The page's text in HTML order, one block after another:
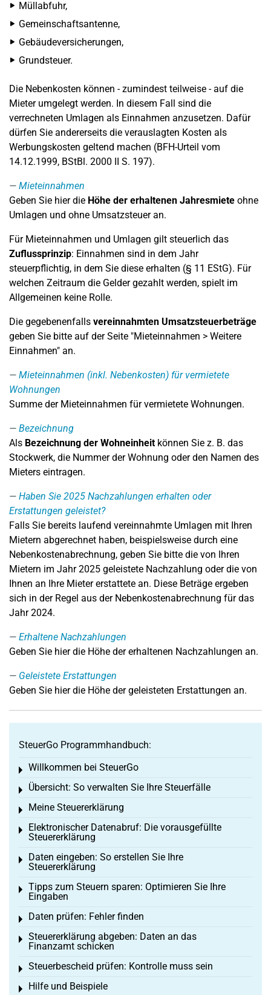
Müllabfuhr,
Gemeinschaftsantenne,
Gebäudeversicherungen,
Grundsteuer.
Die Nebenkosten können - zumindest teilweise - auf die
Mieter umgelegt werden. In diesem Fall sind die
verrechneten Umlagen als Einnahmen anzusetzen. Dafür
dürfen Sie andererseits die verauslagten Kosten als
Werbungskosten geltend machen (BFH-Urteil vom
14.12.1999, BStBl. 2000 II S. 197).
Mieteinnahmen
Geben Sie hier die Höhe der erhaltenen Jahresmiete ohne
Umlagen und ohne Umsatzsteuer an.
Für Mieteinnahmen und Umlagen gilt steuerlich das
Zuflussprinzip: Einnahmen sind in dem Jahr
steuerpflichtig, in dem Sie diese erhalten (§ 11 EStG). Für
welchen Zeitraum die Gelder gezahlt werden, spielt im
Allgemeinen keine Rolle.
Die gegebenenfalls vereinnahmten Umsatzsteuerbeträge
geben Sie bitte auf der Seite "Mieteinnahmen > Weitere
Einnahmen" an.
Mieteinnahmen (inkl. Nebenkosten) für vermietete
Wohnungen
Summe der Mieteinnahmen für vermietete Wohnungen.
Bezeichnung
Als Bezeichnung der Wohneinheitkönnen Sie z. B. das
Stockwerk, die Nummer der Wohnung oder den Namen des
Mieters eintragen.
Haben Sie 2025 Nachzahlungen erhalten oder
Erstattungen geleistet?
Falls Sie bereits laufend vereinnahmte Umlagen mit Ihren
Mietern abgerechnet haben, beispielsweise durch eine
Nebenkostenabrechnung, geben Sie bitte die von Ihren
Mietern im Jahr 2025 geleistete Nachzahlung oder die von
Ihnen an Ihre Mieter erstattete an. Diese Beträge ergeben
sich in der Regel aus der Nebenkostenabrechnung für das
Jahr 2024.
Erhaltene Nachzahlungen
Geben Sie hier die Höhe der erhaltenen Nachzahlungen an.
Geleistete Erstattungen
Geben Sie hier die Höhe der geleisteten Erstattungen an.
SteuerGo Programmhandbuch:
Willkommen bei SteuerGo
Toggle menu
Übersicht: So verwalten Sie Ihre Steuerfälle
Toggle menu
Meine Steuererklärung
Toggle menu
Elektronischer Datenabruf: Die vorausgefüllte
Steuererklärung
Toggle menu
Daten eingeben: So erstellen Sie Ihre
Steuererklärung
Toggle menu
Tipps zum Steuern sparen: Optimieren Sie Ihre
Eingaben
Toggle menu
Daten prüfen: Fehler finden
Toggle menu
Steuererklärung abgeben: Daten an das
Finanzamt schicken
Toggle menu
Steuerbescheid prüfen: Kontrolle muss sein
Toggle menu
Hilfe und Beispiele
Toggle menu